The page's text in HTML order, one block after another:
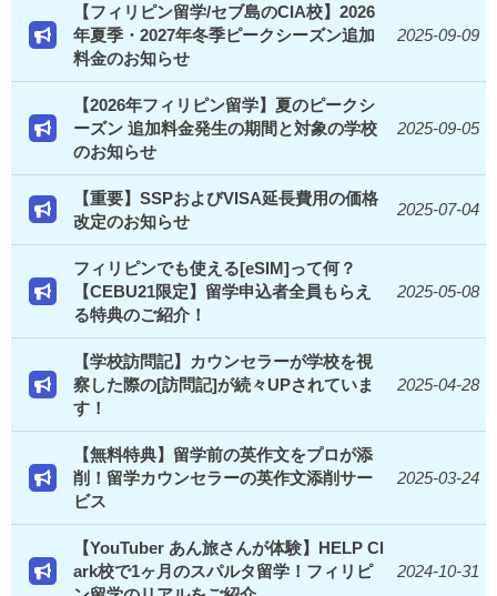
【フィリピン留学/セブ島のCIA校】2026
年夏季・2027年冬季ピークシーズン追加
料金のお知らせ
2025-09-09
【2026年フィリピン留学】夏のピークシ
ーズン 追加料金発生の期間と対象の学校
のお知らせ
2025-09-05
【重要】SSPおよびVISA延長費用の価格
改定のお知らせ
2025-07-04
フィリピンでも使える[eSIM]って何？
【CEBU21限定】留学申込者全員もらえ
る特典のご紹介！
2025-05-08
【学校訪問記】カウンセラーが学校を視
察した際の[訪問記]が続々UPされていま
す！
2025-04-28
【無料特典】留学前の英作文をプロが添
削！留学カウンセラーの英作文添削サー
ビス
2025-03-24
【YouTuber あん旅さんが体験】HELP Cl
ark校で1ヶ月のスパルタ留学！フィリピ
2024-10-31